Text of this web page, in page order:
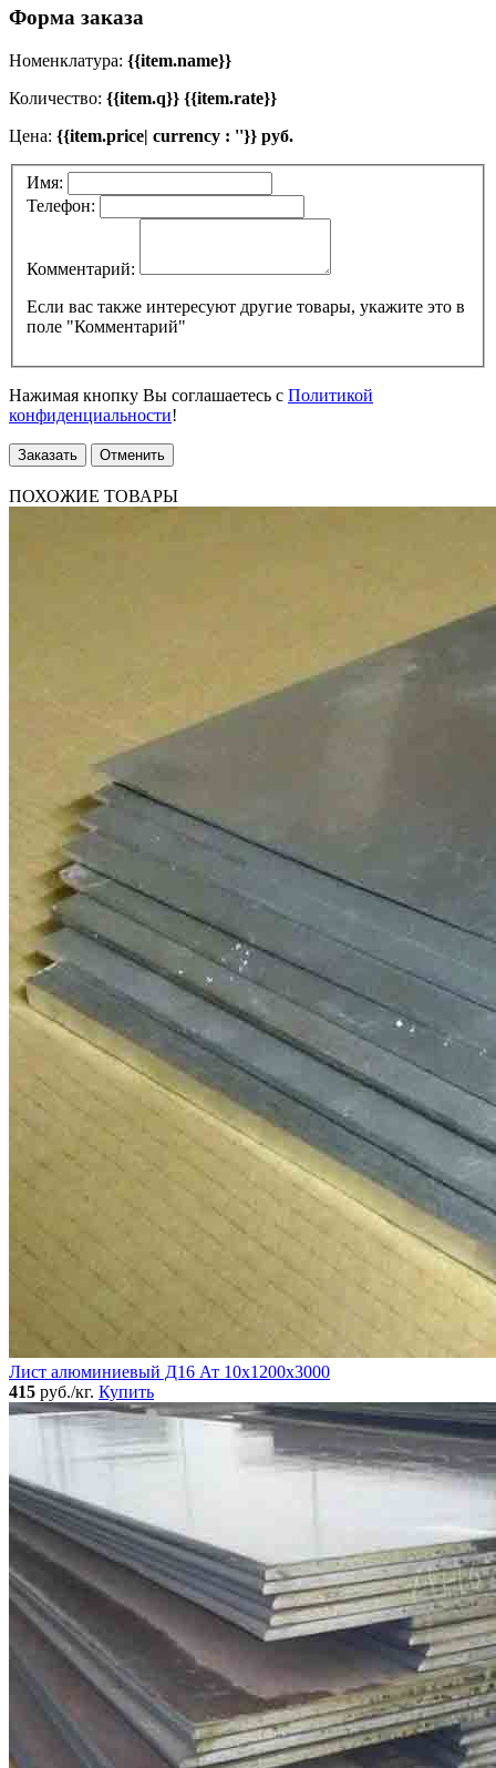
Форма заказа
Номенклатура: {{item.name}}
Количество: {{item.q}} {{item.rate}}
Цена: {{item.price| currency : ''}} руб.
Имя:
Телефон:
Комментарий:
Если вас также интересуют другие товары, укажите это в
поле "Комментарий"
Нажимая кнопку Вы соглашаетесь с Политикой
конфиденциальности!
Заказать Отменить
ПОХОЖИЕ ТОВАРЫ
Лист алюминиевый Д16 Ат 10х1200х3000
415 руб./кг. Купить